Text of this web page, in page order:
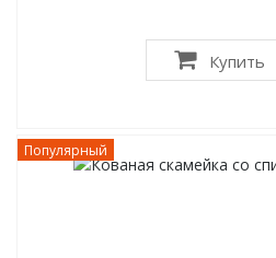
Купить
Популярный